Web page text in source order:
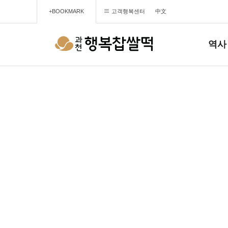
+BOOKMARK 고객행복센터 中文
역사